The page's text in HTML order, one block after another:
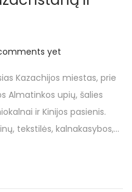
yet
Kazachijos miestas, prie
Almatinkos upių, šalies
ir Kinijos pasienis.
tekstilės, kalnakasybos,…